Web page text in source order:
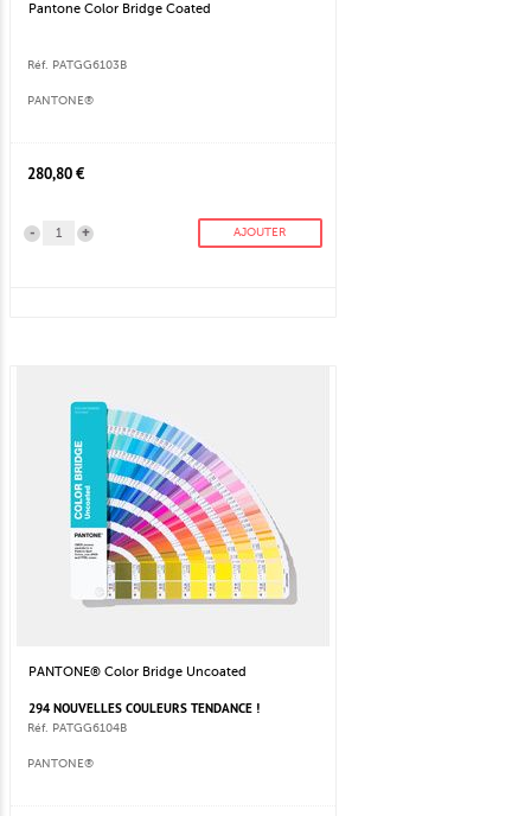
Pantone Color Bridge Coated
Réf. PATGG6103B
PANTONE®
280,80 €
+
- AJOUTER
PANTONE® Color Bridge Uncoated
294 NOUVELLES COULEURS TENDANCE !
Réf. PATGG6104B
PANTONE®